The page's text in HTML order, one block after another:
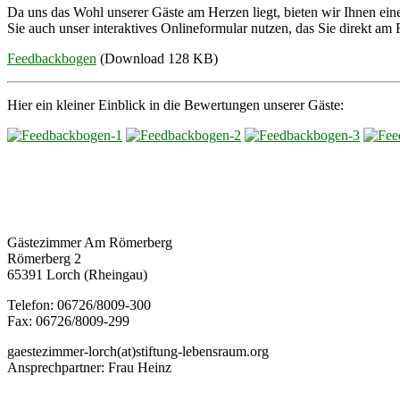
Da uns das Wohl unserer Gäste am Herzen liegt, bieten wir Ihnen
Sie auch unser interaktives Onlineformular nutzen, das Sie direkt
Feedbackbogen (Download 128 KB)
Hier ein kleiner Einblick in die Bewertungen unserer Gäste:
Gästezimmer Am Römerberg
Römerberg 2
65391 Lorch (Rheingau)
Telefon: 06726/8009-300
Fax: 06726/8009-299
gaestezimmer-lorch(at)stiftung-lebensraum.org
Ansprechpartner: Frau Heinz